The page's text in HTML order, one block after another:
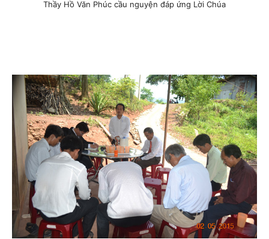
Thầy Hồ Văn Phúc cầu nguyện đáp ứng Lời Chúa